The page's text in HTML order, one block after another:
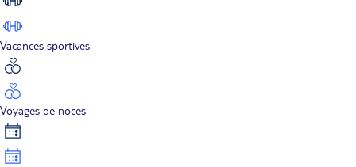
Vacances sportives
Voyages de noces